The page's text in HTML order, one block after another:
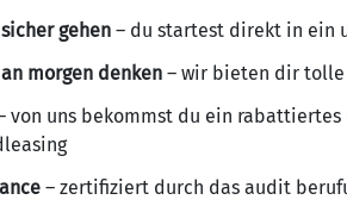
gehen – du startest direkt in ein
morgen denken – wir bieten dir tolle
von uns bekommst du ein
– zertifiziert durch das audit